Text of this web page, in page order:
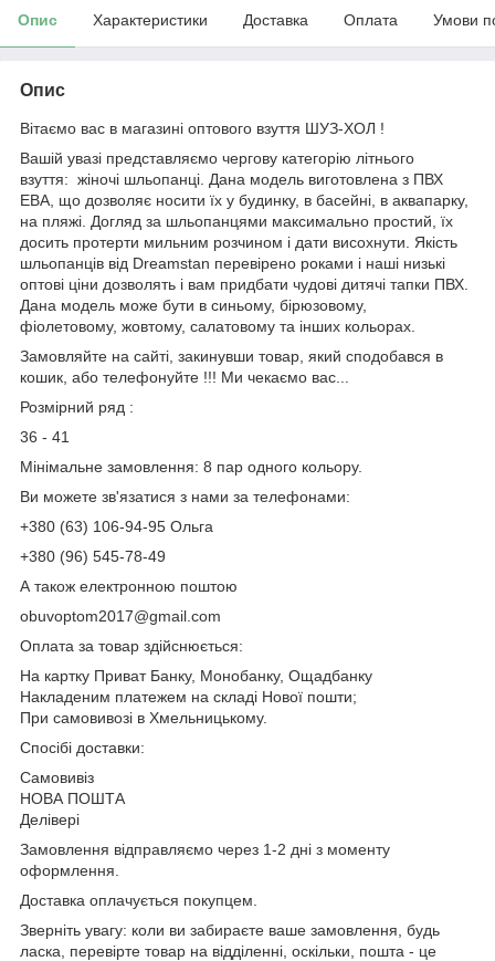
Опис Характеристики Доставка Оплата Умови
Опис
Вітаємо вас в магазині оптового взуття ШУЗ-ХОЛ !
Вашій увазі представляємо чергову категорію літнього
взуття: жіночі шльопанці. Дана модель виготовлена ​​з ПВХ
ЕВА, що дозволяє носити їх у будинку, в басейні, в аквапарку,
на пляжі. Догляд за шльопанцями максимально простий, їх
досить протерти мильним розчином і дати висохнути. Якість
шльопанців від Dreamstan перевірено роками і наші низькі
оптові ціни дозволять і вам придбати чудові дитячі тапки ПВХ.
Дана модель може бути в синьому, бірюзовому,
фіолетовому, жовтому, салатовому та інших кольорах.
Замовляйте на сайті, закинувши товар, який сподобався в
кошик, або телефонуйте !!! Ми чекаємо вас...
Розмірний ряд :
36 - 41
Мінімальне замовлення: 8 пар одного кольору.
Ви можете зв'язатися з нами за телефонами:
+380 (63) 106-94-95 Ольга
+380 (96) 545-78-49
А також електронною поштою
obuvoptom2017@gmail.com
Оплата за товар здійснюється:
На картку Приват Банку, Монобанку, Ощадбанку
Накладеним платежем на складі Нової пошти;
При самовивозі в Хмельницькому.
Спосібі доставки:
Самовивіз
НОВА ПОШТА
Делівері
Замовлення відправляємо через 1-2 дні з моменту
оформлення.
Доставка оплачується покупцем.
Зверніть увагу: коли ви забираєте ваше замовлення, будь
ласка, перевірте товар на відділенні, оскільки, пошта - це